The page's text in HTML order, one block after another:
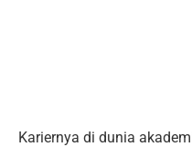
Kariernya di dunia